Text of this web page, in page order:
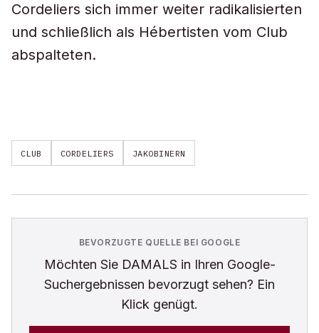
Cordeliers sich immer weiter radikalisierten
und schließlich als Hébertisten vom Club
abspalteten.
CLUB CORDELIERS JAKOBINERN
BEVORZUGTE QUELLE BEI GOOGLE
Möchten Sie DAMALS in Ihren Google-
Suchergebnissen bevorzugt sehen? Ein
Klick genügt.